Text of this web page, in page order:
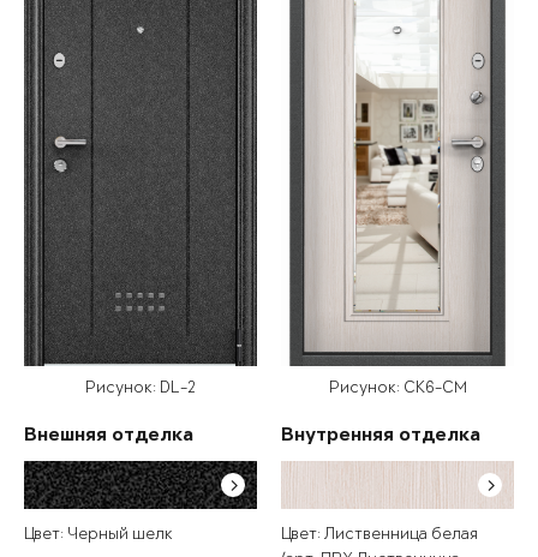
Рисунок: DL-2
Внешняя отделка
Цвет: Черный шелк
Рисунок: СК6-СМ
Внутренняя отделка
Цвет: Лиственница белая